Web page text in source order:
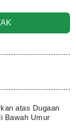
atas Dugaan
Bawah Umur